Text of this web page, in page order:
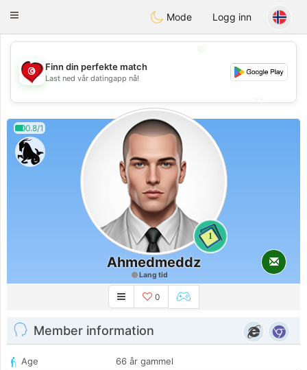
Tunisia Dating
Toggle
Mode Logg inn
💖
💕
Finn din perfekte match
Last ned vår datingapp nå!
0.8/1
1
Ahmedmeddz
Lang tid
0
Member information
Age
66 år gammel